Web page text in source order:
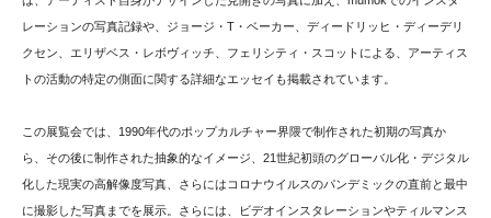
レーションの写真記録や、ジョージ・T・ベーカー、ディードリッヒ・ディーデリ
クセン、エリザベス・レボヴィッチ、フェリシティ・スコットによる、アーティス
トの活動の特定の側面に関する詳細なエッセイも掲載されています。
この展覧会では、1990年代のポップカルチャー界隈で制作された初期の写真か
ら、その後に制作された抽象的なイメージ、21世紀初頭のグローバル化・デジタル
化した現実の高解像度写真、さらにはコロナウイルスのパンデミックの直前と最中
に撮影した写真までを展示。さらには、ビデオインスタレーションやティルマンス